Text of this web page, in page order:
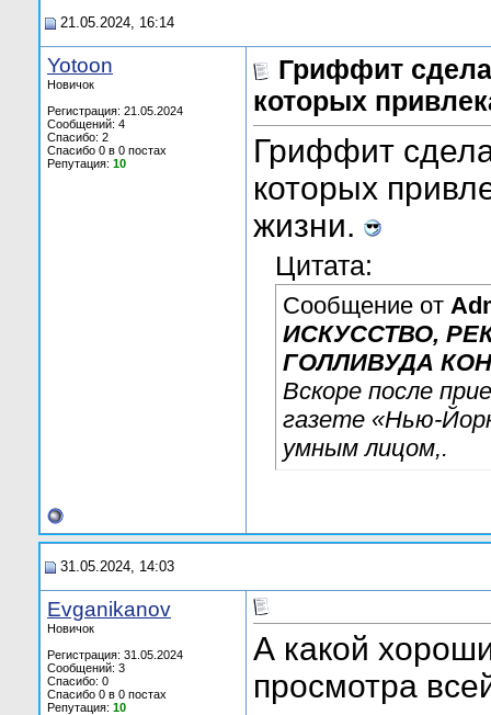
21.05.2024, 16:14
Yotoon
Новичок
Регистрация: 21.05.2024
Сообщений: 4
Спасибо: 2
Спасибо 0 в 0 постах
Репутация: 10
Гриффит
которых
Гриффит
которых
жизни.
Цитата:
Сообщение от
ИСКУССТВО,
ГОЛЛИВУДА
Вскоре после
газете «Нью-
умным лицом,.
31.05.2024, 14:03
Evganikanov
Новичок
Регистрация: 31.05.2024
Сообщений: 3
Спасибо: 0
Спасибо 0 в 0 постах
Репутация: 10
А какой
просмотра